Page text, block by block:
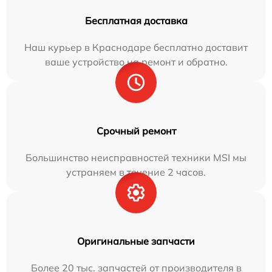
Бесплатная доставка
Наш курьер в Краснодаре бесплатно доставит
ваше устройство на ремонт и обратно.
Срочный ремонт
Большинство неисправностей техники MSI мы
устраняем в течение 2 часов.
Оригинальные запчасти
Более 20 тыс. запчастей от производителя в